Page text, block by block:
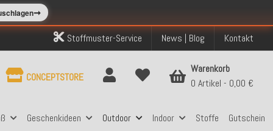
➞
Stoffmuster-Service News | Blog Kontakt
Geschenkideen Outdoor Indoor Stoffe Gutschein
CONCEPTSTORE
Warenkorb
0 Artikel
0,00 €